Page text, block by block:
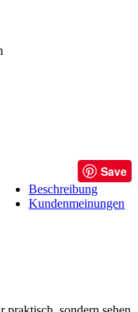
Save
Beschreibung
Kundenmeinungen